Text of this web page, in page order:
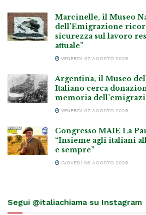
Marcinelle, il Museo
dell’Emigrazione
sicurezza sul lavoro
attuale”
VENERDÌ 07 AGOSTO 2026
Argentina, il Museo
Italiano cerca
memoria
VENERDÌ 07 AGOSTO 2026
Congresso MAIE La
“Insieme agli italiani
e sempre”
GIOVEDÌ 06 AGOSTO 2026
Segui @italiachiama su Instagram